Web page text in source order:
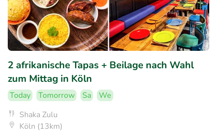
2 afrikanische Tapas + Beilage nach Wahl
zum Mittag in Köln
Today Tomorrow Sa
We
Shaka Zulu
Köln (13km)